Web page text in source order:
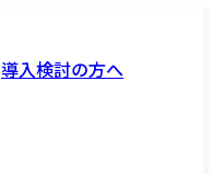
導入検討の方へ